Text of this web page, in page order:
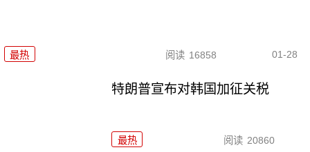
最热 阅读 16858 01-28
特朗普宣布对韩国加征关税
最热 阅读 20860